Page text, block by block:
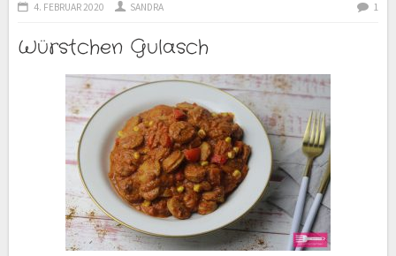
4. FEBRUAR 2020 SANDRA 1
Würstchen Gulasch